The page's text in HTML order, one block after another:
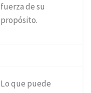
fuerza de su
propósito.
Lo que puede